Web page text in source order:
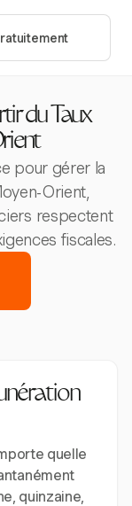
du Taux
pour gérer la
Orient,
respectent
fiscales.
quelle
quinzaine,